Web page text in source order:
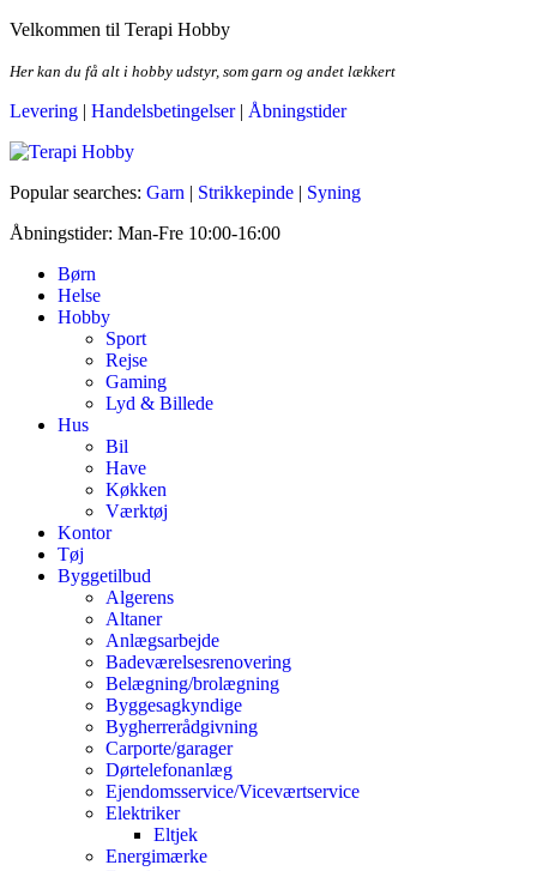
Skip
the
Velkommen til Terapi Hobby
Her kan du få alt i hobby udstyr, som garn og andet lækkert
Levering | Handelsbetingelser| Åbningstider
Terapi Hobby
Popular searches: Garn | Strikkepinde | Syning
Åbningstider: Man-Fre 10:00-16:00
Børn
Helse
Hobby
Sport
Rejse
Gaming
Lyd & Billede
Hus
Bil
Have
Køkken
Værktøj
Kontor
Tøj
Byggetilbud
Algerens
Altaner
Anlægsarbejde
Badeværelsesrenovering
Belægning/brolægning
Byggesagkyndige
Bygherrerådgivning
Carporte/garager
Dørtelefonanlæg
Ejendomsservice/Viceværtservice
Elektriker
Eltjek
Energimærke